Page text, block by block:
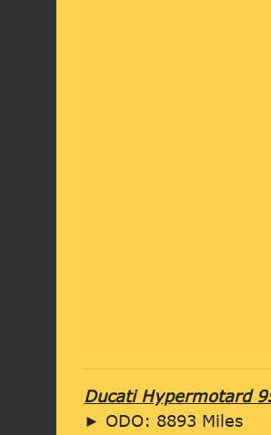
Ducati Hypermotard
► ODO: 8893 Miles